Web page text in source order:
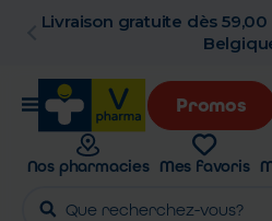
partout en
Promos
Nos pharmacies Mes favoris